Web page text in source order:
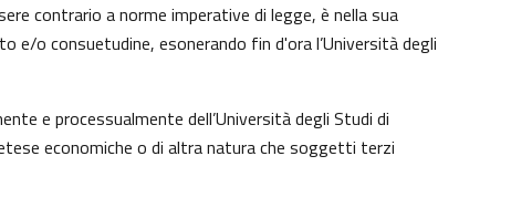
contrario a norme imperative di legge, è nella sua
o consuetudine, esonerando fin d'ora l’Università degli
e processualmente dell’Università degli Studi di
economiche o di altra natura che soggetti terzi